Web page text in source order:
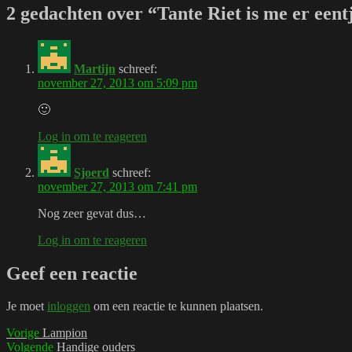
2 gedachten over “Tante Riet is me er
Martijn schreef:
november 27, 2013 om 5:09 pm
🙂
Log in om te reageren
Sjoerd schreef:
november 27, 2013 om 7:41 pm
Nog zeer gevat dus…
Log in om te reageren
Geef een reactie
Je moetinloggen om een reactie te kunnen plaatsen.
Bericht
Vorige Vorig
bericht:
Lampion
Volgende Volgend
Handige ouders